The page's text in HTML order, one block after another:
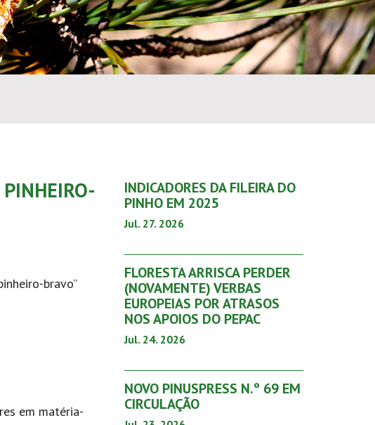
bravo”
em matéria-
INDICADORES DA FILEIRA DO
PINHO EM 2025
Jul. 27. 2026
FLORESTA ARRISCA PERDER
(NOVAMENTE) VERBAS
EUROPEIAS POR ATRASOS
NOS APOIOS DO PEPAC
Jul. 24. 2026
NOVO PINUSPRESS N.º 69 EM
CIRCULAÇÃO